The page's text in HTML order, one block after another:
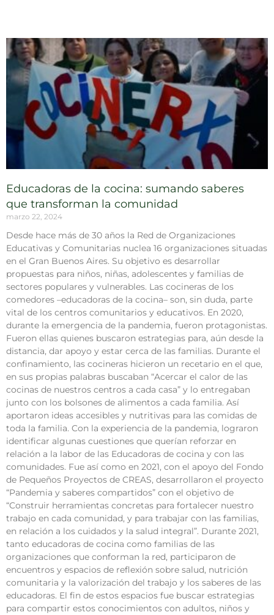
Educadoras de la cocina: sumando saberes
que transforman la comunidad
marzo 22, 2024
Desde hace más de 30 años la Red de Organizaciones
Educativas y Comunitarias nuclea 16 organizaciones situadas
en el Gran Buenos Aires. Su objetivo es desarrollar
propuestas para niños, niñas, adolescentes y familias de
sectores populares y vulnerables. Las cocineras de los
comedores –educadoras de la cocina– son, sin duda, parte
vital de los centros comunitarios y educativos. En 2020,
durante la emergencia de la pandemia, fueron protagonistas.
Fueron ellas quienes buscaron estrategias para, aún desde la
distancia, dar apoyo y estar cerca de las familias. Durante el
confinamiento, las cocineras hicieron un recetario en el que,
en sus propias palabras buscaban “Acercar el calor de las
cocinas de nuestros centros a cada casa” y lo entregaban
junto con los bolsones de alimentos a cada familia. Así
aportaron ideas accesibles y nutritivas para las comidas de
toda la familia. Con la experiencia de la pandemia, lograron
identificar algunas cuestiones que querían reforzar en
relación a la labor de las Educadoras de cocina y con las
comunidades. Fue así como en 2021, con el apoyo del Fondo
de Pequeños Proyectos de CREAS, desarrollaron el proyecto
“Pandemia y saberes compartidos” con el objetivo de
“Construir herramientas concretas para fortalecer nuestro
trabajo en cada comunidad, y para trabajar con las familias,
en relación a los cuidados y la salud integral”. Durante 2021,
tanto educadoras de cocina como familias de las
organizaciones que conforman la red, participaron de
encuentros y espacios de reflexión sobre salud, nutrición
comunitaria y la valorización del trabajo y los saberes de las
educadoras. El fin de estos espacios fue buscar estrategias
para compartir estos conocimientos con adultos, niños y